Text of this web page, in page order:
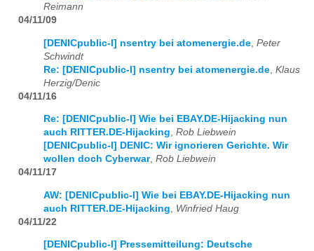
Reimann
04/11/09
[DENICpublic-l] nsentry bei atomenergie.de Peter
Schwindt
Re: [DENICpublic-l] nsentry bei atomenergie.de Klaus
Herzig/Denic
04/11/16
Re: [DENICpublic-l] Wie bei EBAY.DE-Hijacking nun
auch RITTER.DE-Hijacking, Rob Liebwein
[DENICpublic-l] DENIC: Wir ignorieren Gerichte. Wir
wollen doch Cyberwar, Rob Liebwein
04/11/17
AW: [DENICpublic-l] Wie bei EBAY.DE-Hijacking nun
auch RITTER.DE-Hijacking
Winfried Haug
04/11/22
[DENICpublic-l] Pressemitteilung: Deutsche